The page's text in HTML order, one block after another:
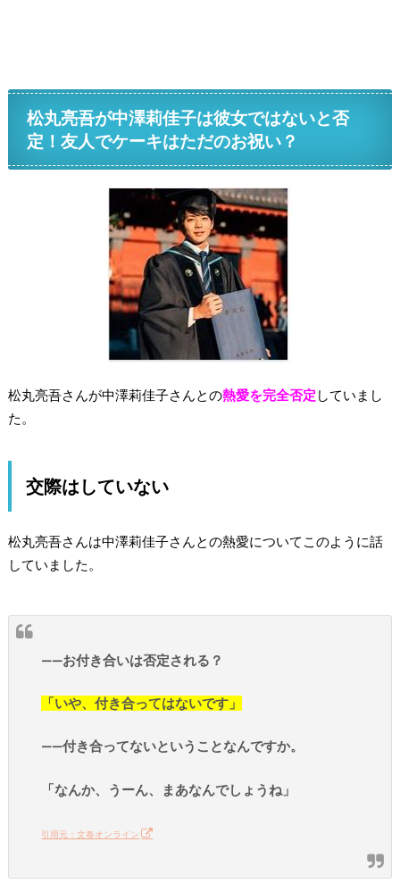
松丸亮吾が中澤莉佳子は彼女ではないと否
定！友人でケーキはただのお祝い？
松丸亮吾さんが中澤莉佳子さんとの熱愛を完全否定 していまし
た。
交際はしていない
松丸亮吾さんは中澤莉佳子さんとの熱愛についてこのように話
していました。
——お付き合いは否定される？
「いや、付き合ってはないです」
——付き合ってないということなんですか。
「なんか、うーん、まあなんでしょうね」
引用元：文春オンライン